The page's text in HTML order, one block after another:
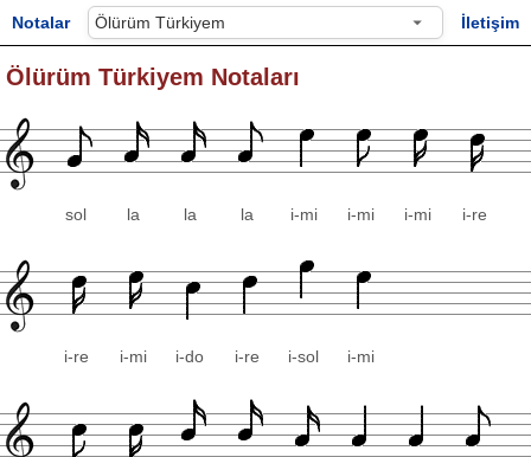
Notalar İletişim
Ölürüm Türkiyem Notaları
sol la la la i-mi i-mi i-mi i-re
i-re i-mi i-do i-re i-sol i-mi